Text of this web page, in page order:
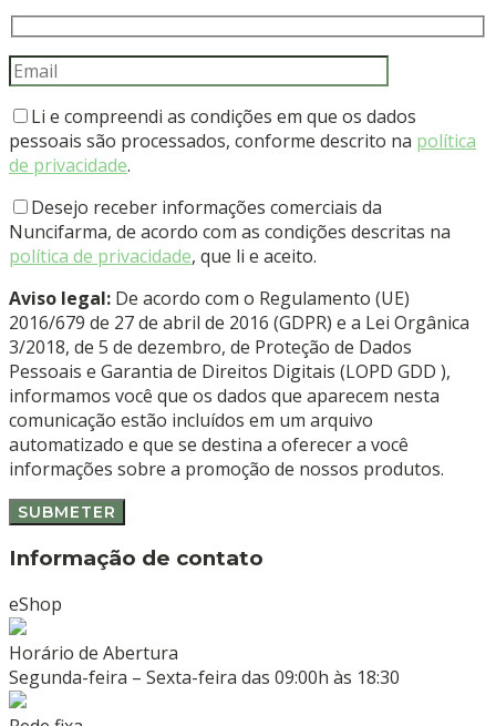
Li e compreendi as condições em que os dados
pessoais são processados, conforme descrito na política
de privacidade.
Desejo receber informações comerciais da
Nuncifarma, de acordo com as condições descritas na
política de privacidade, que li e aceito.
Aviso legal: De acordo com o Regulamento (UE)
2016/679 de 27 de abril de 2016 (GDPR) e a Lei Orgânica
3/2018, de 5 de dezembro, de Proteção de Dados
Pessoais e Garantia de Direitos Digitais (LOPD GDD ),
informamos você que os dados que aparecem nesta
comunicação estão incluídos em um arquivo
automatizado e que se destina a oferecer a você
informações sobre a promoção de nossos produtos.
Informação de contato
eShop
Horário de Abertura
Segunda-feira – Sexta-feira das 09:00h às 18:30